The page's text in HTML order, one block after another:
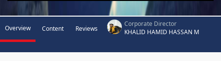
Overview Content Reviews
Corporate Director
KHALID HAMID HASSAN M